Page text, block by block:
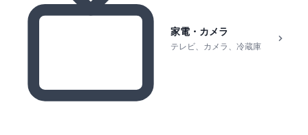
家電・カメラ
テレビ、カメラ、冷蔵庫